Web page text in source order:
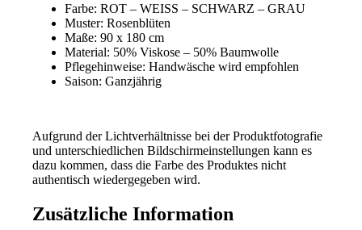
Farbe: ROT – WEISS – SCHWARZ – GRAU
Muster: Rosenblüten
Maße: 90 x 180 cm
Material: 50% Viskose – 50% Baumwolle
Pflegehinweise: Handwäsche wird empfohlen
Saison: Ganzjährig
Aufgrund der Lichtverhältnisse bei der Produktfotografie
und unterschiedlichen Bildschirmeinstellungen kann es
dazu kommen, dass die Farbe des Produktes nicht
authentisch wiedergegeben wird.
Zusätzliche Information